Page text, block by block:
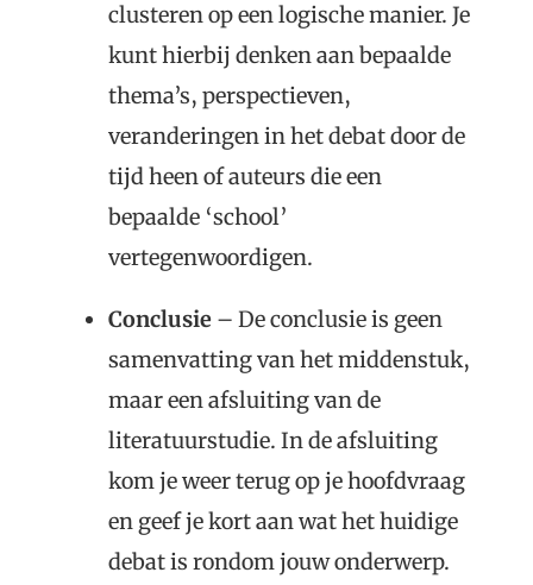
clusteren op een logische manier. Je
kunt hierbij denken aan bepaalde
thema’s, perspectieven,
veranderingen in het debat door de
tijd heen of auteurs die een
bepaalde ‘school’
vertegenwoordigen.
Conclusie – De conclusie is geen
samenvatting van het middenstuk,
maar een afsluiting van de
literatuurstudie. In de afsluiting
kom je weer terug op je hoofdvraag
en geef je kort aan wat het huidige
debat is rondom jouw onderwerp.